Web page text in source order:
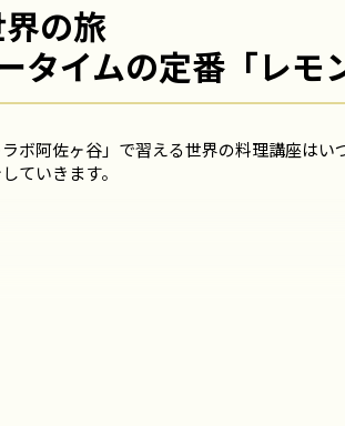
の旅
イムの定番「レモ
ラボ阿佐ヶ谷」で習える世界の料理講座は
ていきます。